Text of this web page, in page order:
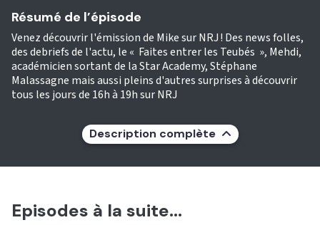
Résumé de l’épisode
Venez découvrir l'émission de Mike sur NRJ ! Des news folles,
des debriefs de l'actu, le « Faites entrer les Teubés », Mehdi,
académicien sortant de la Star Academy, Stéphane
Malassagne mais aussi pleins d'autres surprises à découvrir
tous les jours de 16h à 19h sur NRJ
Description complète
Episodes à la suite...